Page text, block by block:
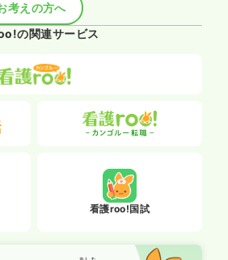
考えの方へ
の関連サービス
看護roo!国試